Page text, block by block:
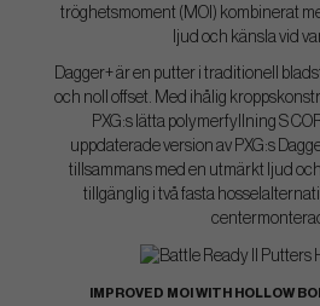
tröghetsmoment (MOI) kombinerat
ljud och känsla vid
Dagger+ är en putter i traditionell
och noll offset. Med ihålig
PXG:s lätta polymerfyllning S
uppdaterade version av PXG:s
tillsammans med en utmärkt ljud
tillgänglig i två fasta
IMPROVED MOI WITH HOLLOW